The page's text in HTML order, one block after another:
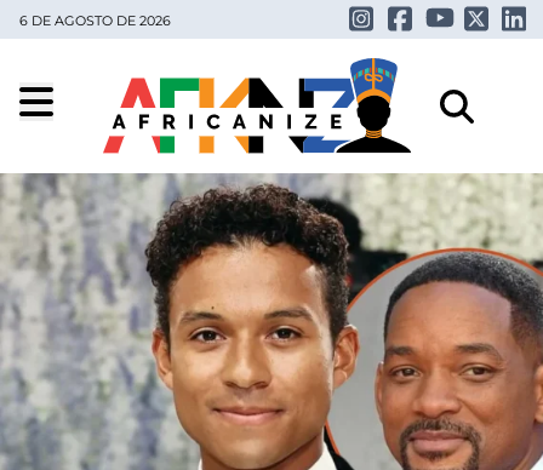
6 DE AGOSTO DE 2026